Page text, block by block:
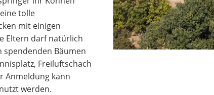
tolle
mit einigen
Eltern darf natürlich
spendenden Bäumen
Freiluftschach
Anmeldung kann
werden.